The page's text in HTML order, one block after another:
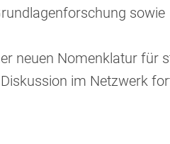
sowie
neuen Nomenklatur für
im Netzwerk